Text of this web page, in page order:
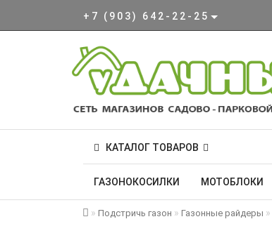
+7 (903) 642-22-25
КАТАЛОГ ТОВАРОВ
ГАЗОНОКОСИЛКИ МОТОБЛОКИ
Подстричь газон Газонные райдеры